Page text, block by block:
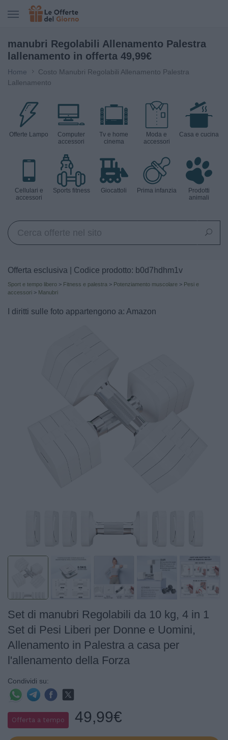
manubri Regolabili Allenamento Palestra
lallenamento in offerta 49,99€
Home
Costo Manubri Regolabili Allenamento Palestra
Lallenamento
Offerte Lampo
Computer
accessori
Tv e home
cinema
Moda e
accessori
Casa e cucina
Cellulari e
accessori
Sports fitness Giocattoli Prima infanzia
Prodotti
animali
Offerta esclusiva | Codice prodotto: b0d7hdhm1v
Sport e tempo libero > Fitness e palestra > Potenziamento muscolare > Pesi e
accessori > Manubri
I diritti sulle foto appartengono a: Amazon
Set di manubri Regolabili da 10 kg, 4 in 1
Set di Pesi Liberi per Donne e Uomini,
Allenamento in Palestra a casa per
l'allenamento della Forza
Condividi su:
Offerta a tempo 49,99€